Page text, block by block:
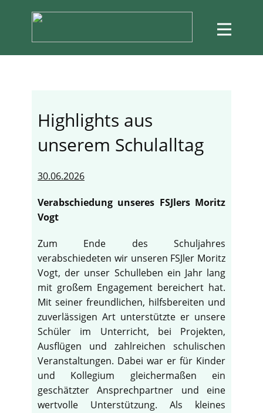
Highlights aus
unserem Schulalltag
30.06.2026
Verabschiedung unseres FSJlers Moritz
Vogt
Zum Ende des Schuljahres
verabschiedeten wir unseren FSJler Moritz
Vogt, der unser Schulleben ein Jahr lang
mit großem Engagement bereichert hat.
Mit seiner freundlichen, hilfsbereiten und
zuverlässigen Art unterstützte er unsere
Schüler im Unterricht, bei Projekten,
Ausflügen und zahlreichen schulischen
Veranstaltungen. Dabei war er für Kinder
und Kollegium gleichermaßen ein
geschätzter Ansprechpartner und eine
wertvolle Unterstützung. Als kleines